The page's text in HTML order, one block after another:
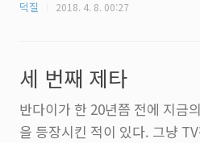
지만 한국엔 없는 필리핀 스타
했다. 뜬금없는 컵자랑에 죄
쓰려 했던 글..
덕질 2018. 4. 8. 00:27
세 번째 제타
반다이가 한 20년쯤 전에 지금
을 등장시킨 적이 있다. 그냥